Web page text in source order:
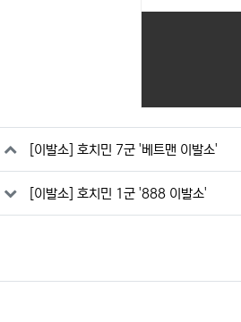
[이발소] 호치민 7군 '베트맨 이발소'
[이발소] 호치민 1군 '888 이발소'